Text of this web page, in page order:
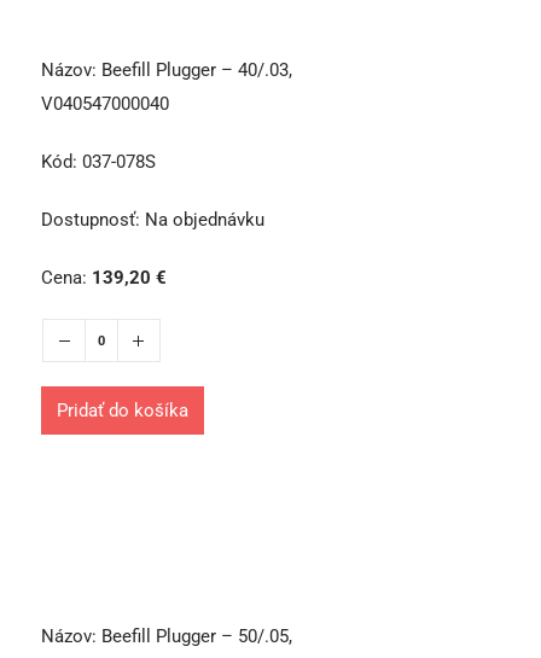
Názov: Beefill Plugger – 40/.03,
V040547000040
Kód: 037-078S
Dostupnosť: Na objednávku
Cena: 139,20 €
Pridať do košíka
Názov: Beefill Plugger – 50/.05,